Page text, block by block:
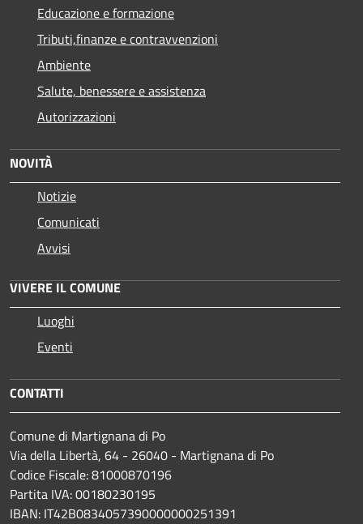
Educazione e formazione
Tributi,finanze e contravvenzioni
Ambiente
Salute, benessere e assistenza
Autorizzazioni
NOVITÀ
Notizie
Comunicati
Avvisi
VIVERE IL COMUNE
Luoghi
Eventi
CONTATTI
Comune di Martignana di Po
Via della Libertà, 64 - 26040 - Martignana di Po
Codice Fiscale: 81000870196
Partita IVA: 00180230195
IBAN: IT42B0834057390000000251391